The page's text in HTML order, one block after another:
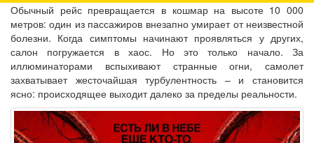
Обычный рейс превращается в кошмар на высоте 10 000
метров: один из пассажиров внезапно умирает от неизвестной
болезни. Когда симптомы начинают проявляться у других,
салон погружается в хаос. Но это только начало. За
иллюминаторами вспыхивают странные огни, самолет
захватывает жесточайшая турбулентность – и становится
ясно: происходящее выходит далеко за пределы реальности.